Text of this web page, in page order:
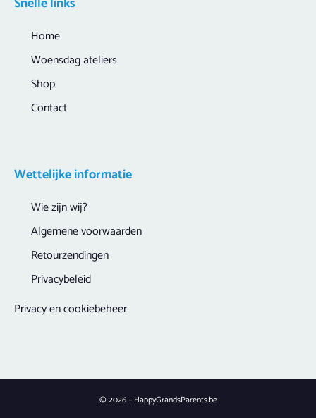
Wettelijke informatie
Wie zijn wij?
Algemene voorwaarden
Retourzendingen
Privacybeleid
Privacy en cookiebeheer
Home
Woensdag ateliers
Shop
Contact
© 2026 – HappyGrandsParents.be